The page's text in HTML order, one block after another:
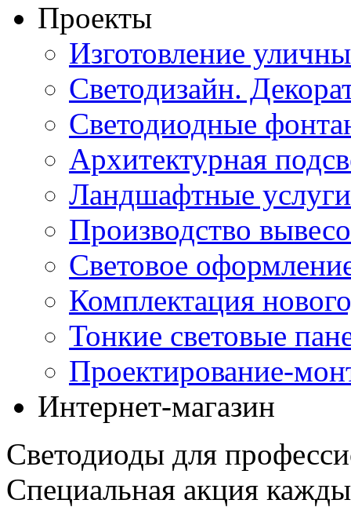
Проекты
Изготовление
Светодизайн.
Светодиодные
Архитектурная
Ландшафтные
Производство
Световое
Комплектация
Тонкие световые
Проектирование-
Интернет-магазин
Светодиоды для
Специальная акция